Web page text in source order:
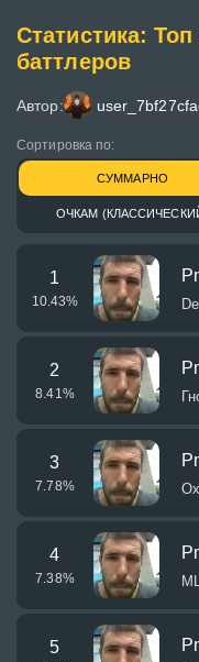
Статистика:
баттлеров
Автор:
Сортировка по:
СУММАРНО
ОЧКАМ
1
10.43%
2
8.41%
3
7.78%
4
7.38%
5